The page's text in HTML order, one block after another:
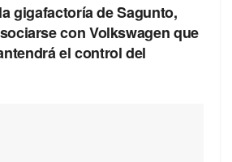
gigafactoría de Sagunto,
con Volkswagen que
el control del